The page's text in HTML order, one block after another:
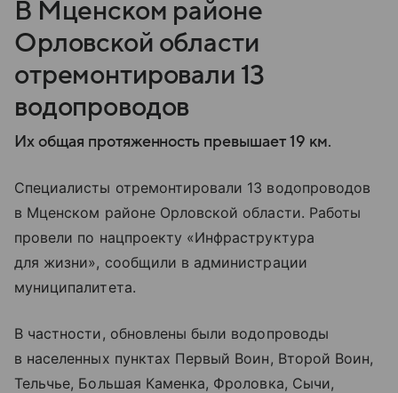
В Мценском районе
Орловской области
отремонтировали 13
водопроводов
Их общая протяженность превышает 19 км.
Специалисты отремонтировали 13 водопроводов
в Мценском районе Орловской области. Работы
провели по нацпроекту «Инфраструктура
для жизни», сообщили в администрации
муниципалитета.
В частности, обновлены были водопроводы
в населенных пунктах Первый Воин, Второй Воин,
Тельчье, Большая Каменка, Фроловка, Сычи,